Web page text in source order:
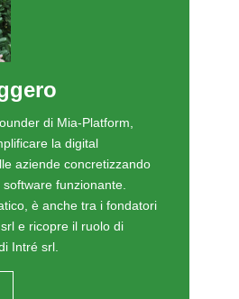
di Mia-Platform,
la digital
aziende concretizzando
funzionante.
è anche tra i fondatori
e ricopre il ruolo di
Intré srl.